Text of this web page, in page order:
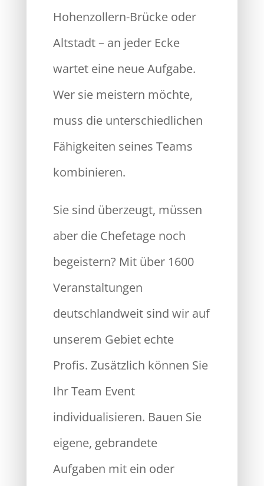
Hohenzollern-Brücke oder
Altstadt – an jeder Ecke
wartet eine neue Aufgabe.
Wer sie meistern möchte,
muss die unterschiedlichen
Fähigkeiten seines Teams
kombinieren.
Sie sind überzeugt, müssen
aber die Chefetage noch
begeistern? Mit über 1600
Veranstaltungen
deutschlandweit sind wir auf
unserem Gebiet echte
Profis. Zusätzlich können Sie
Ihr Team Event
individualisieren. Bauen Sie
eigene, gebrandete
Aufgaben mit ein oder